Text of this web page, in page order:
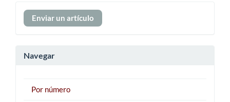
Enviar
un
Enviar un artículo
Navegar
Por número